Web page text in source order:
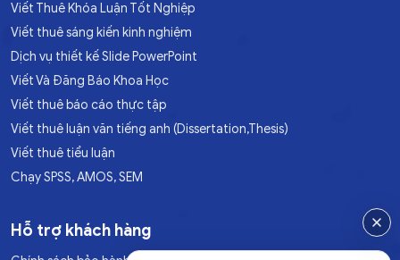
Viết Thuê Khóa Luận Tốt Nghiệp
Viết thuê sáng kiến kinh nghiệm
Dịch vụ thiết kế Slide PowerPoint
Viết Và Đăng Báo Khoa Học
Viết thuê báo cáo thực tập
Viết thuê luận văn tiếng anh (Dissertation,Thesis)
Viết thuê tiểu luận
Chạy SPSS, AMOS, SEM
Hỗ trợ khách hàng